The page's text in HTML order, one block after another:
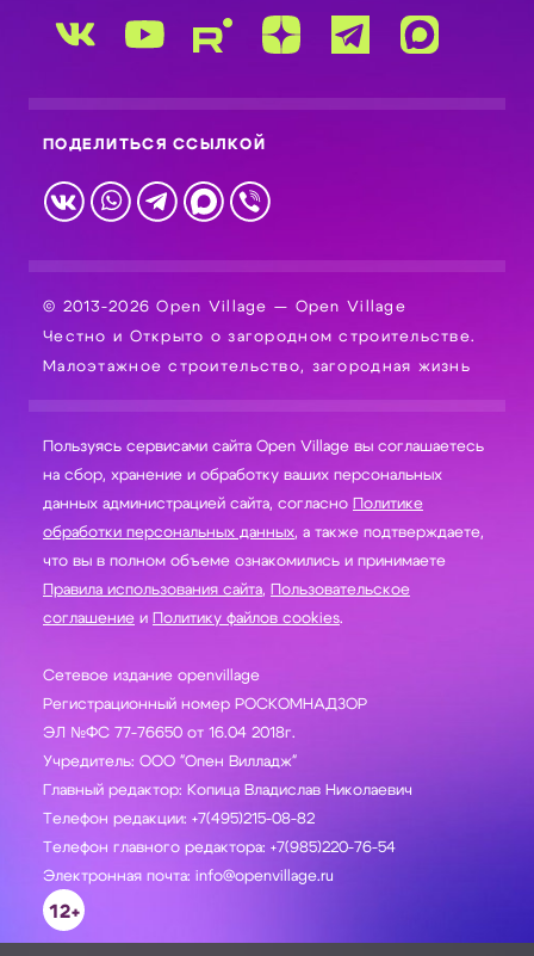
ПОДЕЛИТЬСЯ ССЫЛКОЙ
© 2013-2026 Open Village — Open Village
Честно и Открыто о загородном строительстве.
Малоэтажное строительство, загородная жизнь
Пользуясь сервисами сайта Open Village вы соглашаетесь
на сбор, хранение и обработку ваших персональных
данных администрацией сайта, согласно Политике
обработки персональных данных, а также подтверждаете,
что вы в полном объеме ознакомились и принимаете
Правила использования сайта, Пользовательское
соглашение и Политику файлов cookies.
Сетевое издание openvillage
Регистрационный номер РОСКОМНАДЗОР
ЭЛ №ФС 77-76650 от 16.04 2018г.
Учредитель: ООО "Опен Вилладж"
Главный редактор: Копица Владислав Николаевич
Телефон редакции: +7(495)215-08-82
Телефон главного редактора: +7(985)220-76-54
Электронная почта: info@openvillage.ru
12+